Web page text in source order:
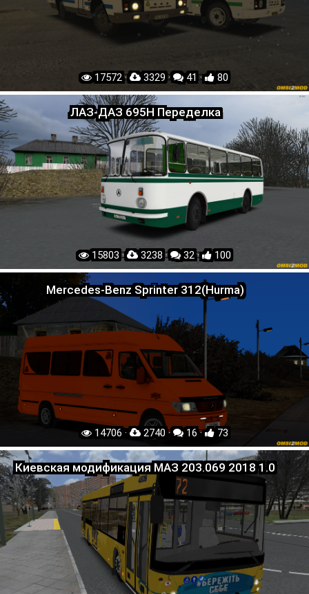
17572 · 3329 · 41 · 80
ЛАЗ-ДАЗ 695Н Переделка
15803 · 3238 · 32 · 100
Mercedes-Benz Sprinter 312(Hurma)
14706 · 2740 · 16 · 73
Киевская модификация МАЗ 203.069 2018 1.0